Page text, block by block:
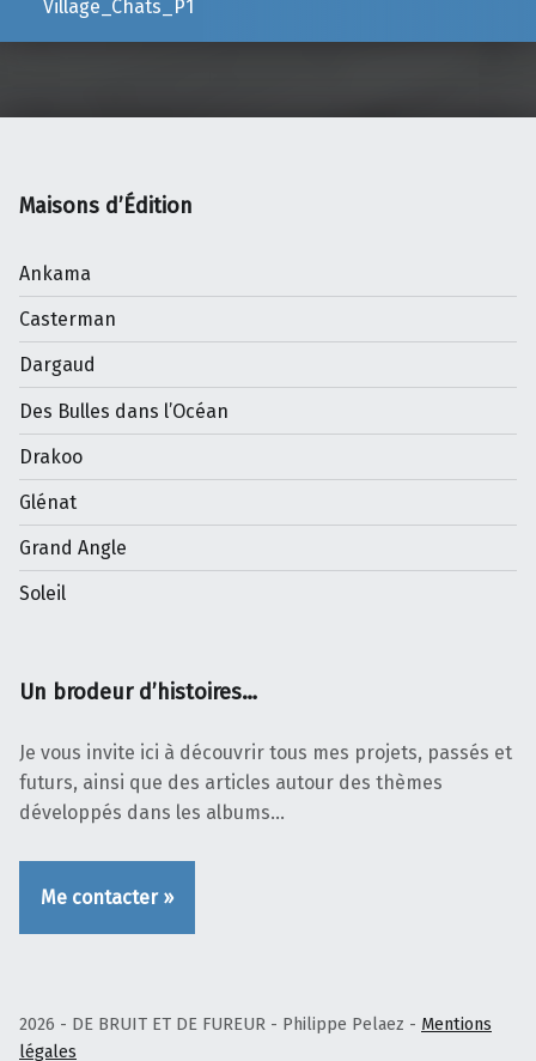
Village_Chats_P1
Maisons d’Édition
Ankama
Casterman
Dargaud
Des Bulles dans l’Océan
Drakoo
Glénat
Grand Angle
Soleil
Un brodeur d’histoires…
Je vous invite ici à découvrir tous mes projets, passés et
futurs, ainsi que des articles autour des thèmes
développés dans les albums…
Me contacter »
2026 - DE BRUIT ET DE FUREUR - Philippe Pelaez - Mentions
légales